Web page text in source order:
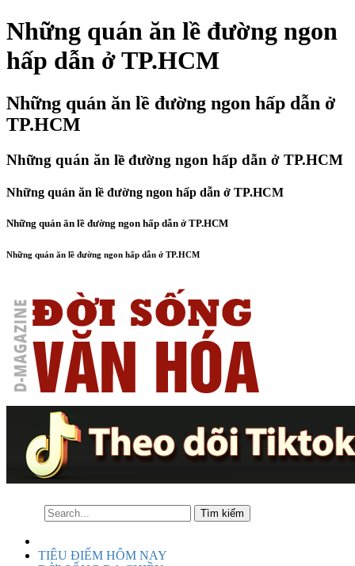
Những quán ăn lề đường ngon
hấp dẫn ở TP.HCM
Những quán ăn lề đường ngon hấp dẫn ở
TP.HCM
Những quán ăn lề đường ngon hấp dẫn ở TP.HCM
Những quán ăn lề đường ngon hấp dẫn ở TP.HCM
Những quán ăn lề đường ngon hấp dẫn ở TP.HCM
Những quán ăn lề đường ngon hấp dẫn ở TP.HCM
TIÊU ĐIỂM HÔM NAY